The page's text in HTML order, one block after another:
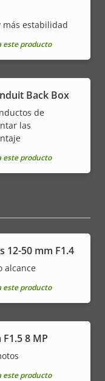
más estabilidad
este producto
Back Box
de
las
este producto
12-50 mm F1.4
alcance
este producto
F1.5 8 MP
este producto